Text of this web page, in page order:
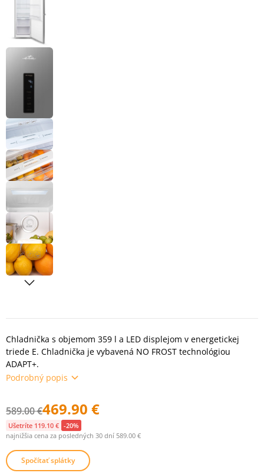
Chladnička s objemom 359 l a LED displejom v energetickej
triede E. Chladnička je vybavená NO FROST technológiou
ADAPT+.
Podrobný popis
589.00 €469.90 €
Ušetríte 119.10 € -20%
najnižšia cena za posledných 30 dní 589.00 €
Spočítať splátky